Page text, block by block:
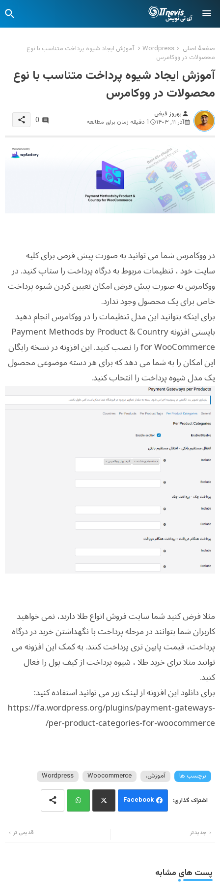
صفحهٔ اصلی Wordpress
آموزش ایجاد شیوه پرداخت متناسب با نوع
محصولات در ووکامرس
آموزش ایجاد شیوه پرداخت متناسب با نوع
محصولات در ووکامرس
person بهروز فیض
آذر ۱۱, ۱۴۰۳
1 دقیقه زمان برای مطالعه 0
share
در ووکامرس شما می توانید به صورت پیش فرض برای کلیه
سایت خود ، تنظیمات مربوط به درگاه پرداخت را ستاپ کنید. در
ووکامرس به صورت پیش فرض امکان تعیین کردن شیوه پرداخت
خاص برای یک محصول وجود ندارد.
برای اینکه بتوانید این مدل تنظیمات را در ووکامرس انجام دهید
بایستی افزونه Payment Methods by Product & Country
for WooCommerce را نصب کنید. این افزونه در نسخه رایگان
این امکان را به شما می دهد که برای هر دسته موضوعی محصول
یک مدل شیوه پرداخت را انتخاب کنید.
مثلا فرض کنید شما سایت فروش انواع طلا دارید، نمی خواهید
کاربران شما بتوانند در مرحله پرداخت با نگهداشتن خرید در درگاه
پرداخت، قیمت پایین تری پرداخت کنند. به کمک این افزونه می
توانید مثلا برای خرید طلا ، شیوه پرداخت از کیف پول را فعال
کنید.
برای دانلود این افزونه از لینک زیر می توانید استفاده کنید:
https://fa.wordpress.org/plugins/payment-gateways-
per-product-categories-for-woocommerce/
برچسب ها آموزش، Woocommerce
Wordpress
Facebook
جدیدتر قدیمی تر
پست های مشابه